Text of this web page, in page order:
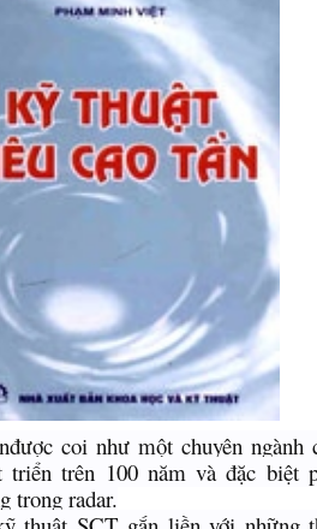
coi như một chuyên ngành
triển trên 100 năm và đặc biệt
trong radar.